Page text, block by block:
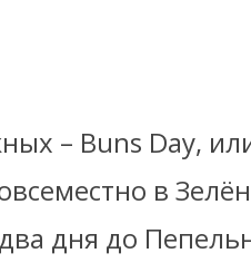
– Buns Day,
в
дня до